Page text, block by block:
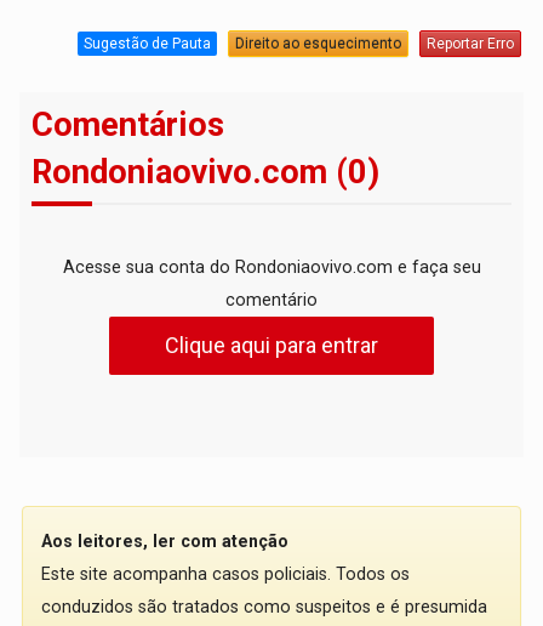
Sugestão de Pauta Direito ao esquecimento Reportar Erro
Comentários
Rondoniaovivo.com (0)
Acesse sua conta do Rondoniaovivo.com e faça seu
comentário
Clique aqui para entrar
Aos leitores, ler com atenção
Este site acompanha casos policiais. Todos os
conduzidos são tratados como suspeitos e é presumida